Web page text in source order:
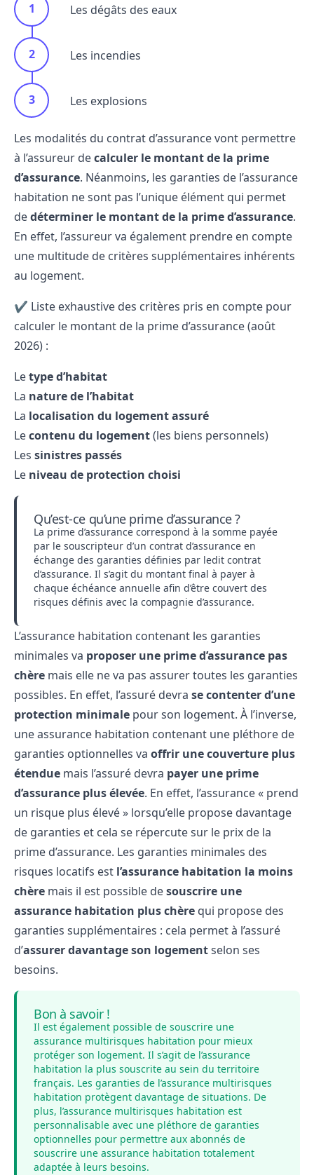
Les dégâts des eaux
Les incendies
Les explosions
Les modalités du contrat d’assurance vont permettre
à l’assureur decalculer le montant de la prime
d’assurance. Néanmoins, les garanties de l’assurance
habitation ne sont pas l’unique élément qui permet
dedéterminer le montant de la prime d’assurance.
En effet, l’assureur va également prendre en compte
une multitude de critères supplémentaires inhérents
au logement.
✔️ Liste exhaustive des critères pris en compte pour
calculer le montant de la prime d’assurance (août
2026) :
Letype d’habitat
La nature de l’habitat
La localisation du logement assuré
Lecontenu du logement(les biens personnels)
Les sinistres passés
Le niveau de protection choisi
Qu’est-ce qu’une prime d’assurance ?
La prime d’assurance correspond à la somme payée
par le souscripteur d’un contrat d’assurance en
échange des garanties définies par ledit contrat
d’assurance. Il s’agit du montant final à payer à
chaque échéance annuelle afin d’être couvert des
risques définis avec la compagnie d’assurance.
L’assurance habitation contenant les garanties
minimales va proposer une prime d’assurance pas
chère mais elle ne va pas assurer toutes les garanties
possibles. En effet, l’assuré devra se contenter d’une
protection minimale pour son logement. À l’inverse,
une assurance habitation contenant une pléthore de
garanties optionnelles va offrir une couverture plus
étendue mais l’assuré devra payer une prime
d’assurance plus élevée. En effet, l’assurance « prend
un risque plus élevé » lorsqu’elle propose davantage
de garanties et cela se répercute sur le prix de la
prime d’assurance. Les garanties minimales des
risques locatifs est l’assurance habitation la moins
chère mais il est possible desouscrire une
assurance habitation plus chère qui propose des
garanties supplémentaires : cela permet à l’assuré
d’assurer davantage son logementselon ses
besoins.
Bon à savoir !
Il est également possible de souscrire une
assurance multirisques habitation pour mieux
protéger son logement. Il s’agit de l’assurance
habitation la plus souscrite au sein du territoire
français. Les garanties de l’assurance multirisques
habitation protègent davantage de situations. De
plus, l’assurance multirisques habitation est
personnalisable avec une pléthore de garanties
optionnelles pour permettre aux abonnés de
souscrire une assurance habitation totalement
adaptée à leurs besoins.